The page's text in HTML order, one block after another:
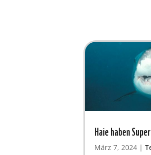
Haie haben
März 7, 2024 |